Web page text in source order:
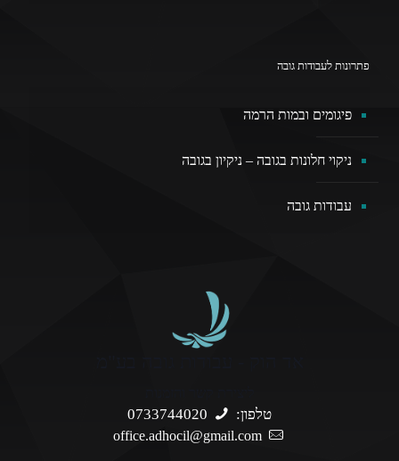
פתרונות לעבודות גובה
פיגומים ובמות הרמה
ניקוי חלונות בגובה – ניקיון בגובה
עבודות גובה
טלפון: 0733744020
office.adhocil@gmail.com